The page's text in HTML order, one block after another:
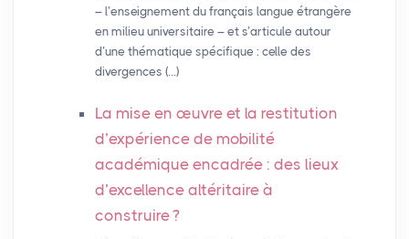
– l’enseignement du français langue étrangère
en milieu universitaire – et s’articule autour
d’une thématique spécifique : celle des
divergences (…)
La mise en œuvre et la restitution
d’expérience de mobilité
académique encadrée : des lieux
d’excellence altéritaire à
construire?